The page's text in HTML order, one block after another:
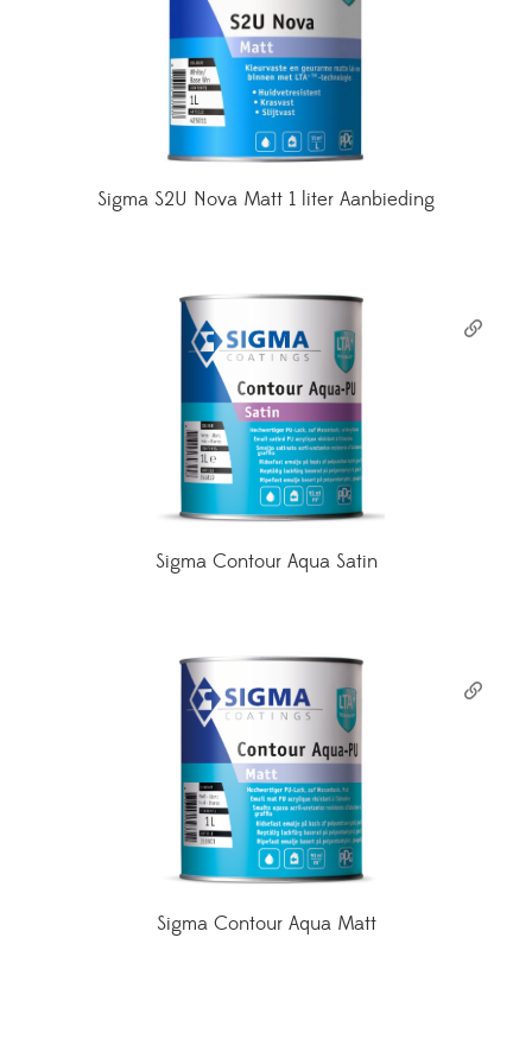
Sigma S2U Nova Matt 1 liter Aanbieding
Sigma Contour Aqua Satin
Sigma Contour Aqua Matt